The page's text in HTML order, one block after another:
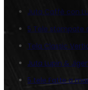
Juta Caffè con
5 Tele stampate
Tela Classic
Juta Lupin &
5 tele Fatte a